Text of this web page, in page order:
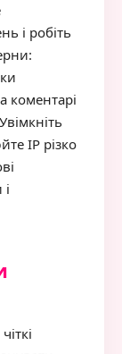
і робіть
коментарі
IP різко